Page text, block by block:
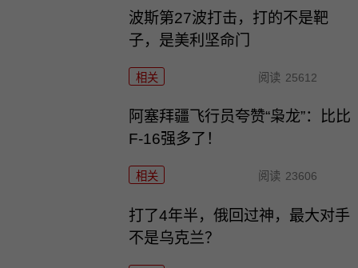
波斯第27波打击，打的不是靶
子，是美利坚命门
相关 阅读 25612
阿塞拜疆飞行员夸赞“枭龙”：比比
F-16强多了！
相关 阅读 23606
打了4年半，俄回过神，最大对手
不是乌克兰？